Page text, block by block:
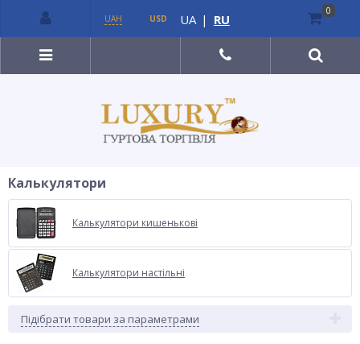
Калькулятори
Калькулятори кишенькові
Калькулятори настільні
Підібрати товари за параметрами
UAH USD UA | RU
0